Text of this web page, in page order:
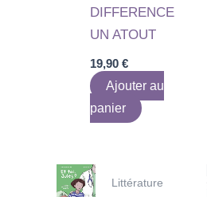
DIFFERENCE
UN ATOUT
19,90€
Ajouter au
panier
Littérature